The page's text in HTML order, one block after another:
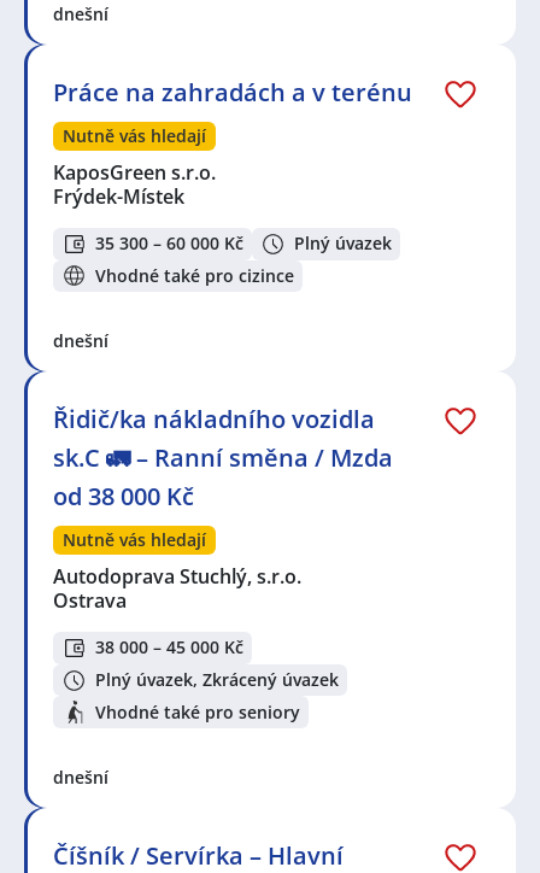
dnešní
Práce na zahradách a v terénu
Nutně vás hledají
KaposGreen s.r.o.
Frýdek-Místek
35 300 – 60 000 Kč
Plný úvazek
Vhodné také pro cizince
dnešní
Řidič/ka nákladního vozidla
sk.C 🚛 – Ranní směna / Mzda
od 38 000 Kč
Nutně vás hledají
Autodoprava Stuchlý, s.r.o.
Ostrava
38 000 – 45 000 Kč
Plný úvazek, Zkrácený úvazek
Vhodné také pro seniory
dnešní
Číšník / Servírka – Hlavní